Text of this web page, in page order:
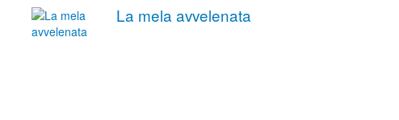
La mela avvelenata